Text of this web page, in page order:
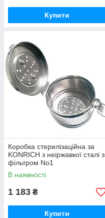
Купити
Коробка стерилізаційна за
KONRICH з неіржавкої сталі з
фільтром No1
В наявності
1 183 ₴
Купити